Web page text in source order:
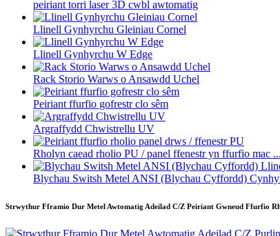
peiriant torri laser 3D cwbl awtomatig
Llinell Gynhyrchu Gleiniau Cornel
Llinell Gynhyrchu W Edge
Rack Storio Warws o Ansawdd Uchel
Peiriant ffurfio gofrestr clo sêm
Argraffydd Chwistrellu UV
Rholyn caead rholio PU / panel ffenestr yn ffurfio mac ...
Blychau Switsh Metel ANSI (Blychau Cyffordd)
Strwythur Fframio Dur Metel Awtomatig Adeilad C/Z Peiriant Gwneud Ffurfio